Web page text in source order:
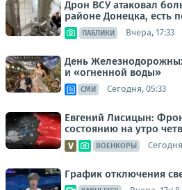
Дрон ВСУ атаковал
районе Донецка, есть
ПАБЛИКИ Вчера, 17:33
День
и «огненной воды»
СМИ Сегодня, 05:33
Евгений Лисицын:
состоянию на утро
ВОЕНКОРЫ
График отключения